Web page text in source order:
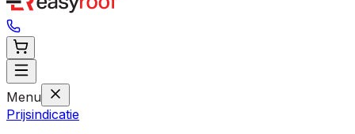
Menu
Prijsindicatie